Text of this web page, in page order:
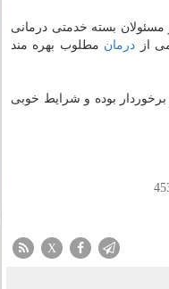
بسته خدمتی درمانی
از درمان مطلوب بهره مند
این انجمن برخوردار بوده و شرایط خوبی
X